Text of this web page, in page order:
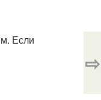
Если
⇨